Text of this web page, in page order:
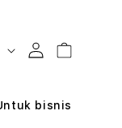
MasukKeranjang
bisnis